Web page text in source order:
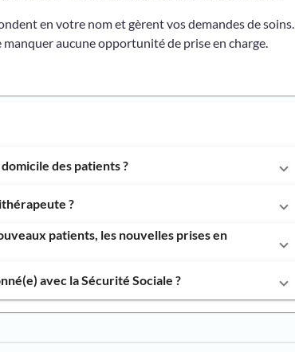
en votre nom et gèrent vos demandes de soins.
aucune opportunité de prise en charge.
des patients ?
?
patients, les nouvelles prises en
avec la Sécurité Sociale ?